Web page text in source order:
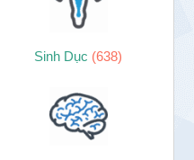
Sinh Dục (638)